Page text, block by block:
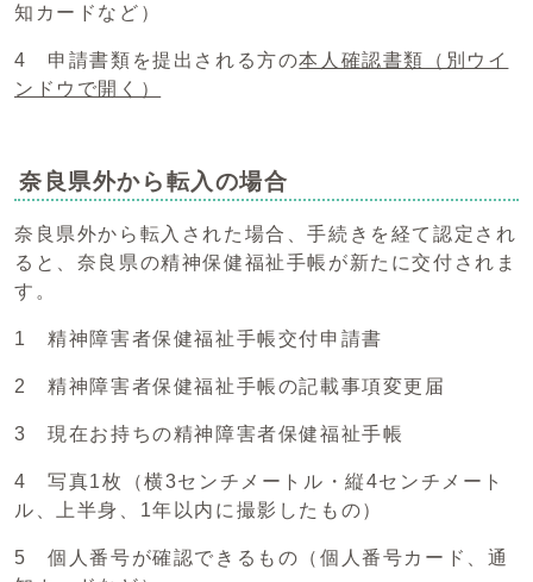
知カードなど）
4 申請書類を提出される方の本人確認書類
（別ウイ
ンドウで開く）
奈良県外から転入の場合
奈良県外から転入された場合、手続きを経て認定され
ると、奈良県の精神保健福祉手帳が新たに交付されま
す。
1 精神障害者保健福祉手帳交付申請書
2 精神障害者保健福祉手帳の記載事項変更届
3 現在お持ちの精神障害者保健福祉手帳
4 写真1枚（横3センチメートル・縦4センチメート
ル、上半身、1年以内に撮影したもの）
5 個人番号が確認できるもの（個人番号カード、通